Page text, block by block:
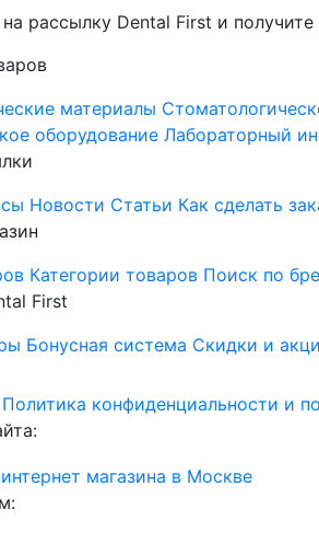
рассылку Dental First и
материалы
оборудование Лабораторный
Новости Статьи Как сделать
Категории товаров Поиск по
First
Бонусная система Скидки и
Политика конфиденциальности и